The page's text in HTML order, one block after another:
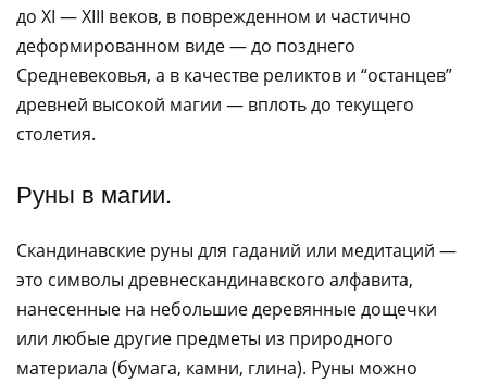
до XI — XIII веков, в поврежденном и частично
деформированном виде — до позднего
Средневековья, а в качестве реликтов и “останцев”
древней высокой магии — вплоть до текущего
столетия.
Руны в магии.
Скандинавские руны для гаданий или медитаций —
это символы древнескандинавского алфавита,
нанесенные на небольшие деревянные дощечки
или любые другие предметы из природного
материала (бумага, камни, глина). Руны можно